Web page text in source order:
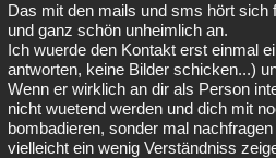
Das mit den mails und sms hört
und ganz schön unheimlich an.
Ich wuerde den Kontakt erst einmal
antworten, keine Bilder schicken...)
Wenn er wirklich an dir als Person
nicht wuetend werden und dich mit
bombadieren, sonder mal
vielleicht ein wenig Verständniss